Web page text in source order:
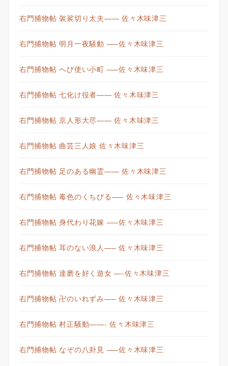
右門捕物帖 袈裟切り太夫—— 佐々木味津三
右門捕物帖 明月一夜騒動 —–佐々木味津三
右門捕物帖 へび使い小町 —–佐々木味津三
右門捕物帖 七化け役者—— 佐々木味津三
右門捕物帖 京人形大尽—— 佐々木味津三
右門捕物帖 曲芸三人娘 佐々木味津三
右門捕物帖 足のある幽霊—— 佐々木味津三
右門捕物帖 毒色のくちびる—– 佐々木味津三
右門捕物帖 身代わり花嫁 —–佐々木味津三
右門捕物帖 耳のない浪人—– 佐々木味津三
右門捕物帖 達磨を好く遊女 —-佐々木味津三
右門捕物帖 卍のいれずみ—– 佐々木味津三
右門捕物帖 村正騒動——- 佐々木味津三
右門捕物帖 なぞの八卦見 —–佐々木味津三